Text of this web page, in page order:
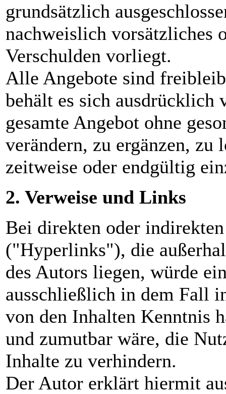
grundsätzlich
nachweislich vorsätzliches
Verschulden vorliegt.
Alle Angebote sind
behält es sich ausdrücklich
gesamte Angebot ohne
verändern, zu ergänzen,
zeitweise oder endgültig
2. Verweise und Links
Bei direkten oder
("Hyperlinks"), die
des Autors liegen, würde
ausschließlich in dem Fall
von den Inhalten Kenntnis
und zumutbar wäre, die
Inhalte zu verhindern.
Der Autor erklärt hiermit